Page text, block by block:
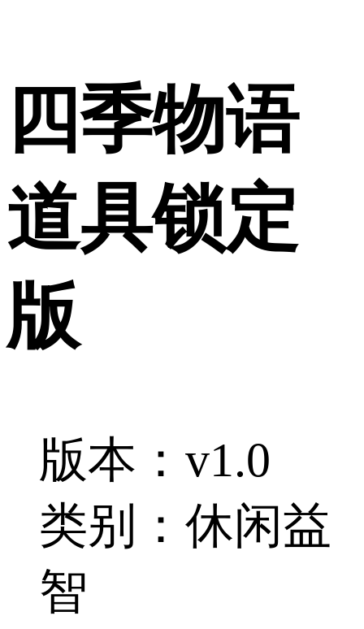
四季物语
道具锁定
版
版本：v1.0
类别：休闲益
智